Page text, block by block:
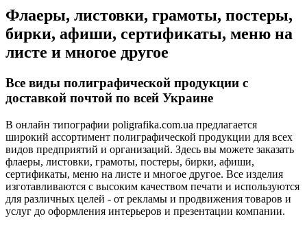
Флаеры, листовки, грамоты, постеры,
бирки, афиши, сертификаты, меню на
листе и многое другое
Все виды полиграфической продукции с
доставкой почтой по всей Украине
В онлайн типографии poligrafika.com.ua предлагается
широкий ассортимент полиграфической продукции для всех
видов предприятий и организаций. Здесь вы можете заказать
флаеры, листовки, грамоты, постеры, бирки, афиши,
сертификаты, меню на листе и многое другое. Все изделия
изготавливаются с высоким качеством печати и используются
для различных целей - от рекламы и продвижения товаров и
услуг до оформления интерьеров и презентации компании.